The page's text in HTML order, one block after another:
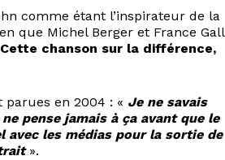
comme étant l’inspirateur de la
que Michel Berger et France Gall
Cette chanson sur la différence,
parues en 2004 : « Je ne savais
pense jamais à ça avant que le
avec les médias pour la sortie de
».